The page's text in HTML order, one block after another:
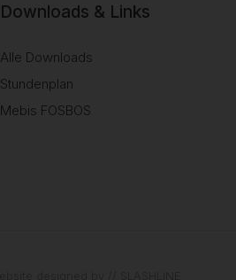
Downloads & Links
Alle Downloads
Stundenplan
Mebis FOSBOS